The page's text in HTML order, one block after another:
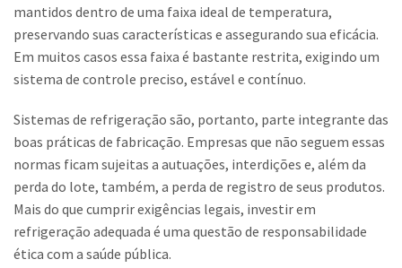
mantidos dentro de uma faixa ideal de temperatura,
preservando suas características e assegurando sua eficácia.
Em muitos casos essa faixa é bastante restrita, exigindo um
sistema de controle preciso, estável e contínuo.
Sistemas de refrigeração são, portanto, parte integrante das
boas práticas de fabricação. Empresas que não seguem essas
normas ficam sujeitas a autuações, interdições e, além da
perda do lote, também, a perda de registro de seus produtos.
Mais do que cumprir exigências legais, investir em
refrigeração adequada é uma questão de responsabilidade
ética com a saúde pública.